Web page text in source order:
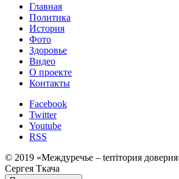
Главная
Политика
История
Фото
Здоровье
Видео
О проекте
Контакты
Facebook
Twitter
Youtube
RSS
© 2019 «Междуречье – terriтория
Сергея Ткача